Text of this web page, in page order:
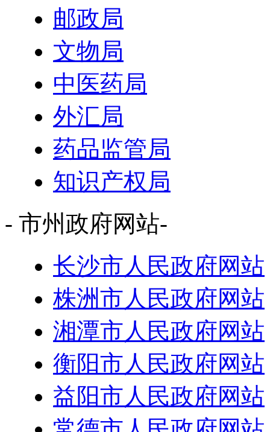
邮政局
文物局
中医药局
外汇局
药品监管局
知识产权局
- 市州政府网站-
长沙市人民政府网站
株洲市人民政府网站
湘潭市人民政府网站
衡阳市人民政府网站
益阳市人民政府网站